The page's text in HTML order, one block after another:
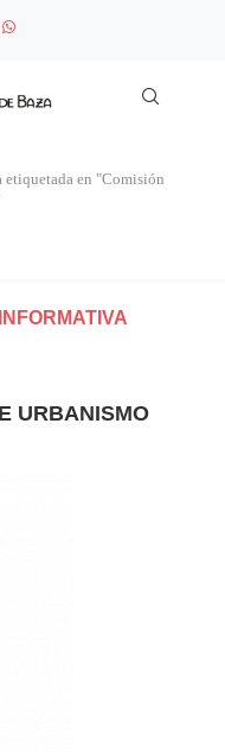
etiquetada en "Comisión
URBANISMO